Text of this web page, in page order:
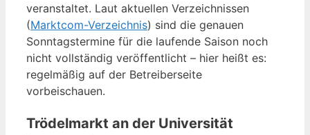
veranstaltet. Laut aktuellen Verzeichnissen
(Marktcom-Verzeichnis) sind die genauen
Sonntagstermine für die laufende Saison noch
nicht vollständig veröffentlicht – hier heißt es:
regelmäßig auf der Betreiberseite
vorbeischauen.
Trödelmarkt an der Universität